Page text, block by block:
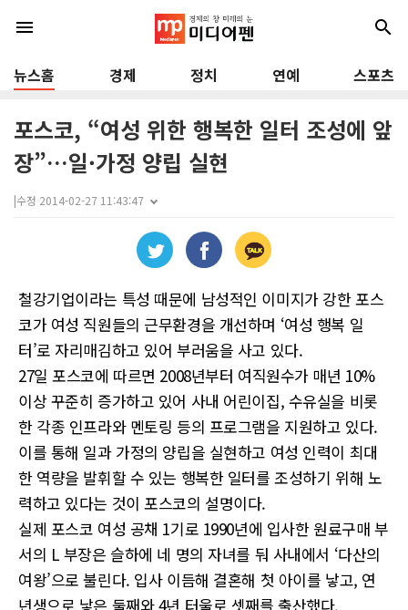
menu search
뉴스홈 경제 정치 연예 스포츠
포스코, “여성 위한 행복한 일터 조성에 앞
장”…일·가정 양립 실현
|수정 2014-02-27 11:43:47
철강기업이라는 특성 때문에 남성적인 이미지가 강한 포스
코가 여성 직원들의 근무환경을 개선하며 ‘여성 행복 일
터’로 자리매김하고 있어 부러움을 사고 있다.
27일 포스코에 따르면 2008년부터 여직원수가 매년 10%
이상 꾸준히 증가하고 있어 사내 어린이집, 수유실을 비롯
한 각종 인프라와 멘토링 등의 프로그램을 지원하고 있다.
이를 통해 일과 가정의 양립을 실현하고 여성 인력이 최대
한 역량을 발휘할 수 있는 행복한 일터를 조성하기 위해 노
력하고 있다는 것이 포스코의 설명이다.
실제 포스코 여성 공채 1기로 1990년에 입사한 원료구매 부
서의 L 부장은 슬하에 네 명의 자녀를 둬 사내에서 ‘다산의
여왕’으로 불린다. 입사 이듬해 결혼해 첫 아이를 낳고, 연
년생으로 낳은 둘째와 4년 터울로 셋째를 출산했다.